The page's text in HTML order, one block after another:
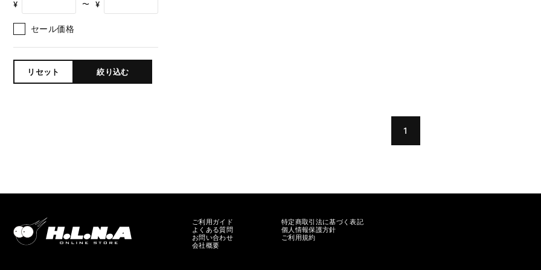
¥ 〜 ¥
セール価格
リセット 絞り込む
1
ご利用ガイド
よくある質問
お問い合わせ
会社概要
特定商取引法に基づく表記
個人情報保護方針
ご利用規約